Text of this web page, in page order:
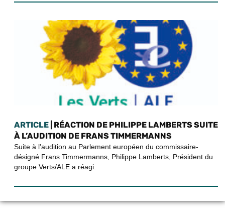
ARTICLE | RÉACTION DE PHILIPPE LAMBERTS SUITE
À L’AUDITION DE FRANS TIMMERMANNS
Suite à l'audition au Parlement européen du commissaire-
désigné Frans Timmermanns, Philippe Lamberts, Président du
groupe Verts/ALE a réagi: